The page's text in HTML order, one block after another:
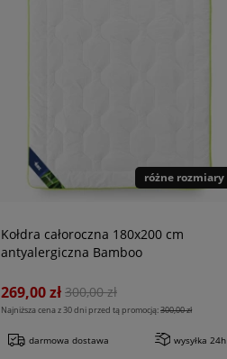
różne rozmiary
Kołdra całoroczna 180x200 cm
antyalergiczna Bamboo
269,00 zł 300,00 zł
Najniższa cena z 30 dni przed tą promocją:300,00 zł
darmowa dostawa wysyłka 24h